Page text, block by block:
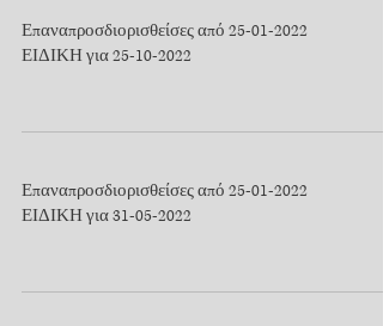
Επαναπροσδιορισθείσες από 25-01-2022
ΕΙΔΙΚΗ για 25-10-2022
Επαναπροσδιορισθείσες από 25-01-2022
ΕΙΔΙΚΗ για 31-05-2022